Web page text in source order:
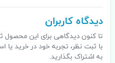
دیدگاه کاربران
تا کنون دیدگاهی برای این
با ثبت نظر، تجربه خود در خرید یا
به اشتراک بگذارید.